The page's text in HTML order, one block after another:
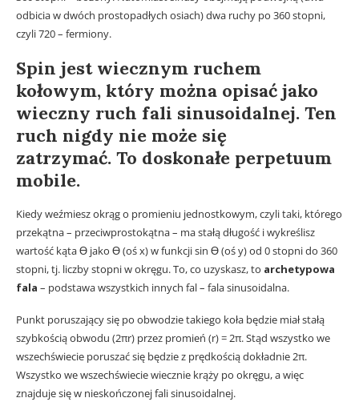
odbicia w dwóch prostopadłych osiach) dwa ruchy po 360 stopni,
czyli 720 – fermiony.
Spin jest wiecznym ruchem
kołowym, który można opisać jako
wieczny ruch fali sinusoidalnej. Ten
ruch nigdy nie może się
zatrzymać. To doskonałe perpetuum
mobile.
Kiedy weźmiesz okrąg o promieniu jednostkowym, czyli taki, którego
przekątna – przeciwprostokątna – ma stałą długość i wykreślisz
wartość kąta ϴ jako ϴ (oś x) w funkcji sin ϴ (oś y) od 0 stopni do 360
stopni, tj. liczby stopni w okręgu. To, co uzyskasz, to archetypowa
fala – podstawa wszystkich innych fal – fala sinusoidalna.
Punkt poruszający się po obwodzie takiego koła będzie miał stałą
szybkością obwodu (2πr) przez promień (r) = 2π. Stąd wszystko we
wszechświecie poruszać się będzie z prędkością dokładnie 2π.
Wszystko we wszechświecie wiecznie krąży po okręgu, a więc
znajduje się w nieskończonej fali sinusoidalnej.